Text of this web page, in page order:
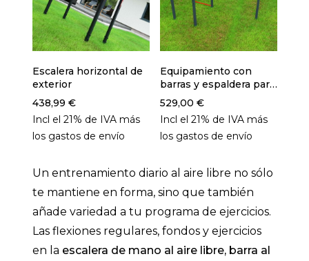
Escalera horizontal de
exterior
438,99 €
Incl el 21% de IVA más
los gastos de envío
Equipamiento con
barras y espaldera para
entrenar al aire libre
529,00 €
Incl el 21% de IVA más
los gastos de envío
Un entrenamiento diario al aire libre no sólo
te mantiene en forma, sino que también
añade variedad a tu programa de ejercicios.
Las flexiones regulares, fondos y ejercicios
en la escalera de mano al aire libre, barra al